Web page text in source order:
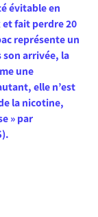
évitable en
fait perdre 20
représente un
arrivée, la
une
elle n’est
la nicotine,
» par